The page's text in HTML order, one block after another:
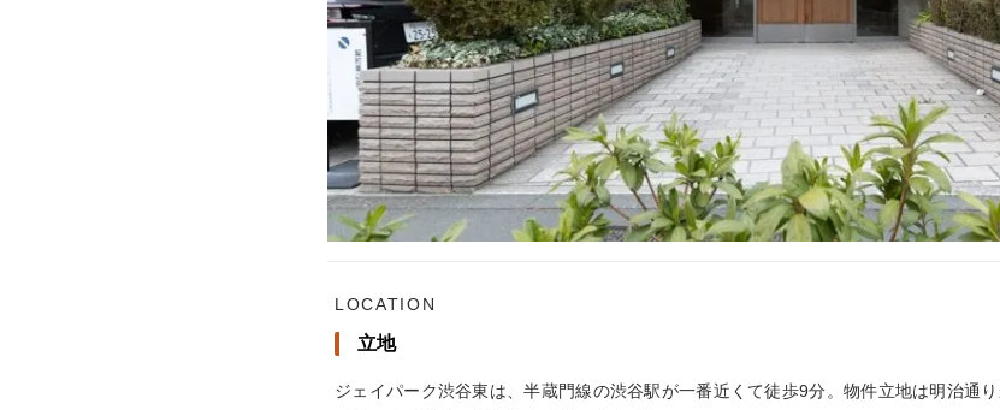
LOCATION
立地
ジェイパーク渋谷東は、半蔵門線の渋谷駅が一番近くて徒歩9分。物件立地は明治通